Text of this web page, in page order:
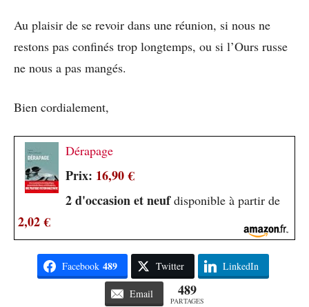
Au plaisir de se revoir dans une réunion, si nous ne
restons pas confinés trop longtemps, ou si l’Ours russe
ne nous a pas mangés.
Bien cordialement,
Dérapage
Prix: 16,90 €
2 d'occasion et neufdisponible à partir de
2,02 €
Facebook 489 Twitter LinkedIn
Email 489
PARTAGES